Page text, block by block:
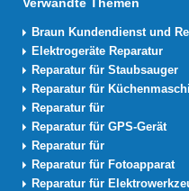
Braun Kundendienst und
Elektrogeräte Reparatur
Reparatur für Staubsauger
Reparatur für
Reparatur für
Reparatur für GPS-Gerät
Reparatur für
Reparatur für Fotoapparat
Reparatur für